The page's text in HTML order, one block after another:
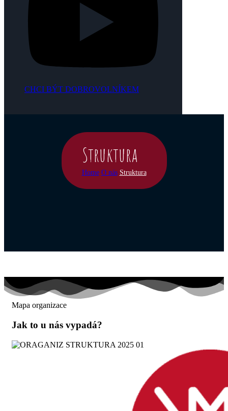
CHCI BÝT DOBROVOLNÍKEM
Struktura
Home O nás Struktura
Mapa organizace
Jak to u nás vypadá?